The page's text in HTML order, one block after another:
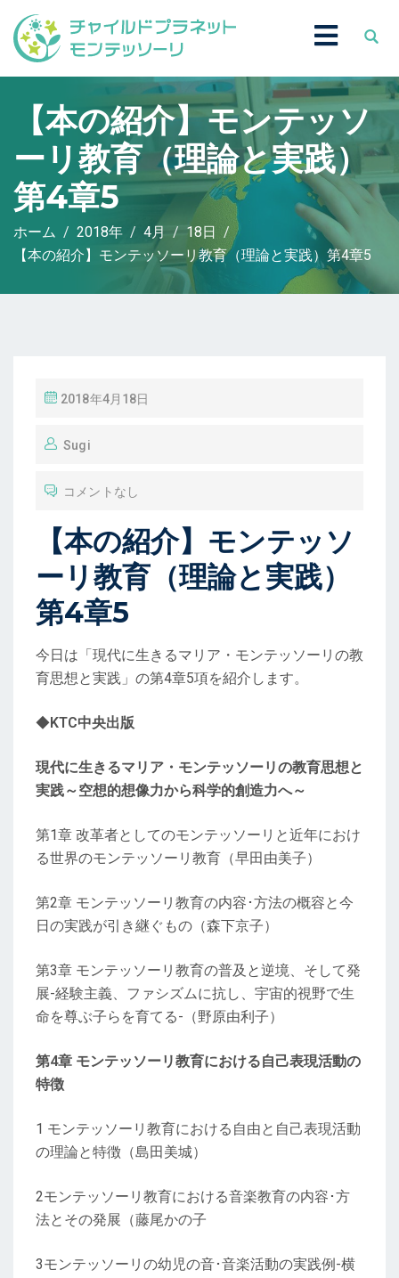
【本の紹介】モンテッソ
ーリ教育（理論と実践）
第4章5
ホーム 2018年 4月
18日
【本の紹介】モンテッソーリ教育（理論と実践）第4章5
投
2018年4月18日
Sugi
コメントなし
【本の紹介】モンテッソ
ーリ教育（理論と実践）
第4章5
今日は「現代に生きるマリア・モンテッソーリの教
育思想と実践」の第4章5項を紹介します。
◆KTC中央出版
現代に生きるマリア・モンテッソーリの教育思想と
実践～空想的想像力から科学的創造力へ～
第1章 改革者としてのモンテッソーリと近年におけ
る世界のモンテッソーリ教育（早田由美子）
第2章 モンテッソーリ教育の内容･方法の概容と今
日の実践が引き継ぐもの（森下京子）
第3章 モンテッソーリ教育の普及と逆境、そして発
展-経験主義、ファシズムに抗し、宇宙的視野で生
命を尊ぶ子らを育てる-（野原由利子）
第4章 モンテッソーリ教育における自己表現活動の
特徴
1 モンテッソーリ教育における自由と自己表現活動
の理論と特徴（島田美城）
2モンテッソーリ教育における音楽教育の内容･方
法とその発展（藤尾かの子
3モンテッソーリの幼児の音･音楽活動の実践例-横